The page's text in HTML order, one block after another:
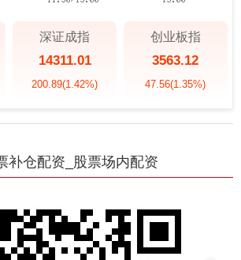
深证成指
14311.01
200.89(1.42%)
创业板指
3563.12
47.56(1.35%)
补仓配资_股票场内配资